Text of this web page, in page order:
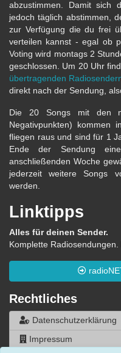
abzustimmen. Damit sich
jedoch täglich abstimmen,
zur Verfügung die du frei
verteilen kannst - egal ob
Voting wird montags 2
geschlossen. Um 20 Uhr
übertragenden
direkt nach der Sendung,
Die 20 Songs mit den
Negativpunkten) kommen
fliegen raus und sind für 1
Ende der Sendung
anschließenden Woche
jederzeit weitere Songs
werden.
Linktipps
Alles für deinen Sender.
Komplette
Rechtliches
Datenschutzerklärung
Impressum